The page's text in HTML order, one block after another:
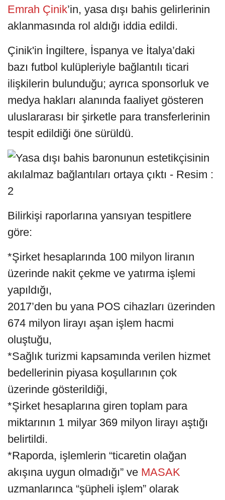
Emrah Çinik’in, yasa dışı bahis gelirlerinin
aklanmasında rol aldığı iddia edildi.
Çinik'in İngiltere, İspanya ve İtalya’daki
bazı futbol kulüpleriyle bağlantılı ticari
ilişkilerin bulunduğu; ayrıca sponsorluk ve
medya hakları alanında faaliyet gösteren
uluslararası bir şirketle para transferlerinin
tespit edildiği öne sürüldü.
Bilirkişi raporlarına yansıyan tespitlere
göre:
*Şirket hesaplarında 100 milyon liranın
üzerinde nakit çekme ve yatırma işlemi
yapıldığı,
2017’den bu yana POS cihazları üzerinden
674 milyon lirayı aşan işlem hacmi
oluştuğu,
*Sağlık turizmi kapsamında verilen hizmet
bedellerinin piyasa koşullarının çok
üzerinde gösterildiği,
*Şirket hesaplarına giren toplam para
miktarının 1 milyar 369 milyon lirayı aştığı
belirtildi.
*Raporda, işlemlerin “ticaretin olağan
akışına uygun olmadığı” ve MASAK
uzmanlarınca “şüpheli işlem” olarak